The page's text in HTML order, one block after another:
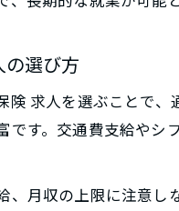
Wワー
選び方
求人を選ぶことで
す。交通費支給や
、月収の上限に注意